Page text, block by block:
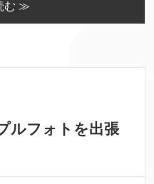
む ≫
ルフォトを出張